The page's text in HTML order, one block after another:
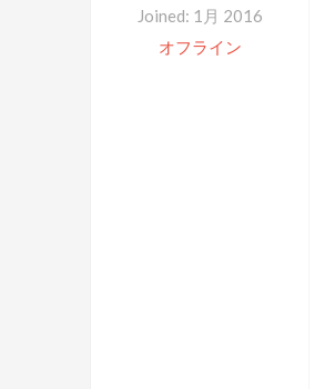
Joined: 1月 2016
オフライン